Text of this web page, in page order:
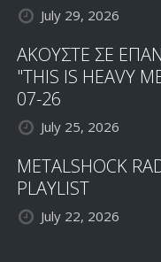
July 29, 2026
ΑΚΟΥΣΤΕ ΣΕ
"THIS IS HEAVY
07-26
July 25, 2026
METALSHOCK
PLAYLIST
July 22, 2026